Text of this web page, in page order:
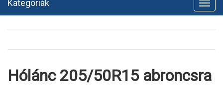
Kategóriák
Hólánc 205/50R15 abroncsra